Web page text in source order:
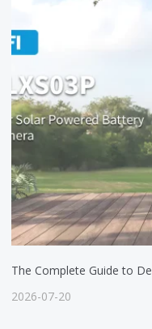
The Complete Guide to
2026-07-20